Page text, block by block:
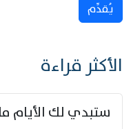
يُقدِّم
الأكثر قراءة